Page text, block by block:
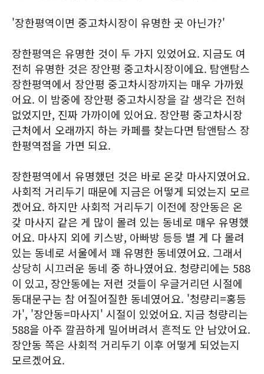
'장한평역이면 중고차시장이 유명한 곳 아닌가?'
장한평역은 유명한 것이 두 가지 있었어요. 지금도 여
전히 유명한 것은 장안평 중고차시장이에요. 탐앤탐스
장한평역에서 장안평 중고차시장까지는 매우 가까웠
어요. 이 밤중에 장안평 중고차시장을 갈 생각은 전혀
없었지만, 진짜 가까이에 있어요. 장안평 중고차시장
근처에서 오래까지 하는 카페를 찾는다면 탐앤탐스 장
한평역점을 가면 되요.
장한평역에서 유명했던 것은 바로 온갖 마사지였어요.
사회적 거리두기 때문에 지금은 어떻게 되었는지 모르
겠어요. 하지만 사회적 거리두기 이전에 장안동은 온
갖 마사지 같은 게 많이 몰려 있는 동네로 매우 유명했
어요. 마사지 외에 키스방, 아빠방 등등 별 게 다 몰려
있는 동네로 서울에서 꽤 유명한 동네였어요. 그래서
상당히 시끄러운 동네 중 하나였어요. 청량리에는 588
이 있고, 장안동에는 저런 것들이 우글거리던 시절에
동대문구는 참 어질어질한 동네였어요. '청량리=홍등
가', '장안동=마사지' 시절이 있었어요. 지금 청량리는
588을 아주 깔끔하게 밀어버려서 흔적도 안 남았어요.
장안동 쪽은 사회적 거리두기 이후 어떻게 되었는지
모르겠어요.